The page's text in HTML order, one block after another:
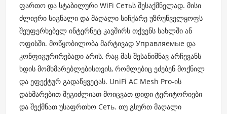
ფართო და სტაბილური WiFi Сетьს შესაქმნელად. მისი
ძლიერი სიგნალი და მაღალი სიჩქარე უზრუნველყოფს
შეუფერხებელ ინტერნეტ კავშირს თქვენს სახლში ან
ოფისში. მოწყობილობა მარტივად Управляемые და
კონფიგურირებადი არის, რაც მას შესანიშნავ არჩევანს
ხდის მომხმარებლებისთვის, რომლებიც ეძებენ მოქნილ
და ეფექტურ გადაწყვეტას. UniFi AC Mesh Pro-ის
დახმარებით შეგიძლიათ მოიცვათ დიდი ტერიტორიები
და შექმნათ უსაფრთხო Сеть. თუ გსურთ მაღალი